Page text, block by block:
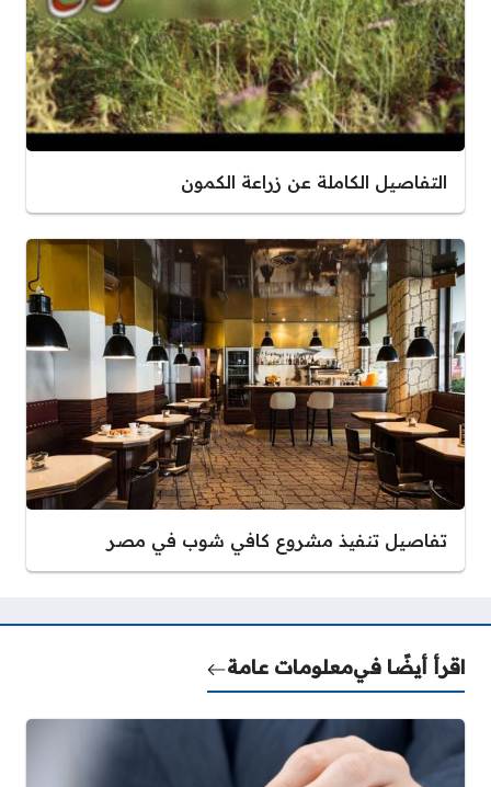
التفاصيل الكاملة عن زراعة الكمون
تفاصيل تنفيذ مشروع كافي شوب في مصر
اقرأ أيضًا فيمعلومات عامة